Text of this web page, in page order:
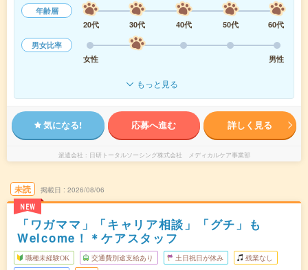
年齢層
20代
30代 40代 50代
60代
男女比率
女性
男性
もっと見る
気になる! 応募へ進む 詳しく見る
派遣会社 日研トータルソーシング株式会社 メディカルケア事業部
未読
NEW
掲載日 2026/08/06
「ワガママ」「キャリア相談」「グチ」も
Welcome！＊ケアスタッフ
職種未経験OK 交通費別途支給あり 土日祝日が休み 残業なし